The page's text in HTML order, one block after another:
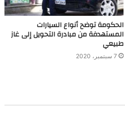
الحكومة توضح أنواع السيارات
المستهدفة من مبادرة التحويل إلى غاز
طبيعي
7 سبتمبر، 2020